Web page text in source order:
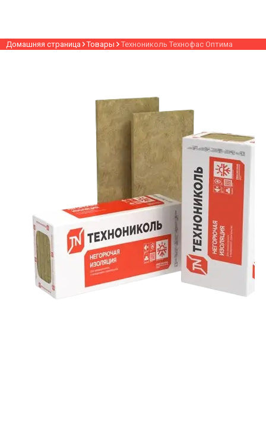
Домашняя страница Товары Технониколь Технофас Оптима